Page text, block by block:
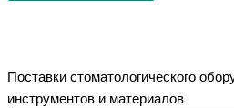
Поставки стоматологического
инструментов и материалов